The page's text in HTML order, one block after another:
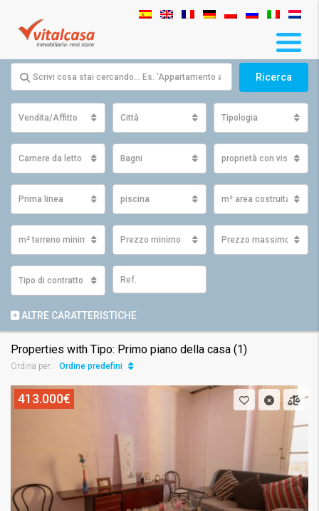
Ricerca
Vendita/Affitto Città Tipologia
Camere da letto Bagni proprietà con vista
Prima linea piscina m² area costruita
m² terreno minimo Prezzo minimo Prezzo massimo
Tipo di contratto
ALTRE CARATTERISTICHE
Properties with Tipo: Primo piano della casa (1)
Ordina per: Ordine predefinito
413.000€